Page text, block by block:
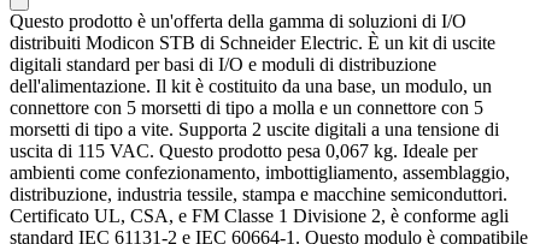
Questo prodotto è un'offerta della gamma di soluzioni di I/O
distribuiti Modicon STB di Schneider Electric. È un kit di uscite
digitali standard per basi di I/O e moduli di distribuzione
dell'alimentazione. Il kit è costituito da una base, un modulo, un
connettore con 5 morsetti di tipo a molla e un connettore con 5
morsetti di tipo a vite. Supporta 2 uscite digitali a una tensione di
uscita di 115 VAC. Questo prodotto pesa 0,067 kg. Ideale per
ambienti come confezionamento, imbottigliamento, assemblaggio,
distribuzione, industria tessile, stampa e macchine semiconduttori.
Certificato UL, CSA, e FM Classe 1 Divisione 2, è conforme agli
standard IEC 61131-2 e IEC 60664-1. Questo modulo è compatibile